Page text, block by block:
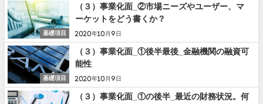
基礎項目
（３）事業化面_②市場ニーズやユーザー、マ
ーケットをどう書くか？
2020年10月9日
基礎項目
（３）事業化面_①後半最後_金融機関の融資可
能性
2020年10月9日
（３）事業化面_①の後半_最近の財務状況。何